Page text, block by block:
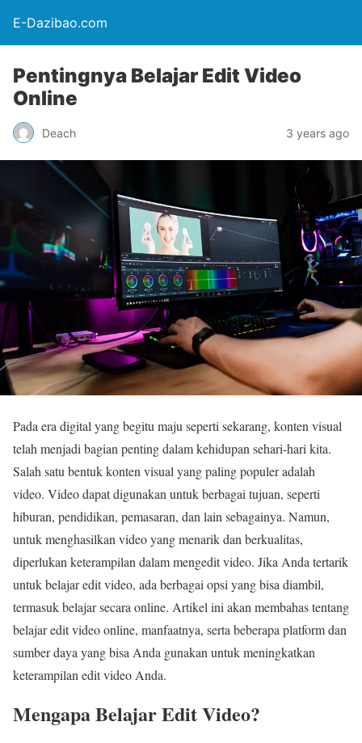
E-Dazibao.com
Pentingnya Belajar Edit Video
Online
Deach 3 years ago
Pada era digital yang begitu maju seperti sekarang, konten visual
telah menjadi bagian penting dalam kehidupan sehari-hari kita.
Salah satu bentuk konten visual yang paling populer adalah
video. Video dapat digunakan untuk berbagai tujuan, seperti
hiburan, pendidikan, pemasaran, dan lain sebagainya. Namun,
untuk menghasilkan video yang menarik dan berkualitas,
diperlukan keterampilan dalam mengedit video. Jika Anda tertarik
untuk belajar edit video, ada berbagai opsi yang bisa diambil,
termasuk belajar secara online. Artikel ini akan membahas tentang
belajar edit video online, manfaatnya, serta beberapa platform dan
sumber daya yang bisa Anda gunakan untuk meningkatkan
keterampilan edit video Anda.
Mengapa Belajar Edit Video?